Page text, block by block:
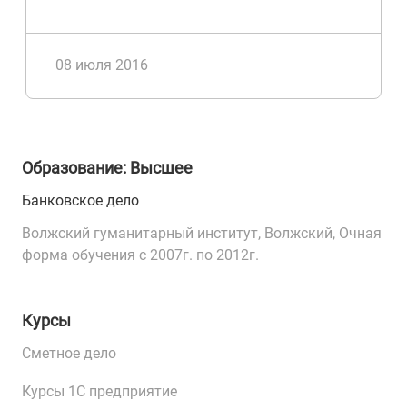
08 июля 2016
Образование: Высшее
Банковское дело
Волжский гуманитарный институт, Волжский, Очная
форма обучения с 2007г. по 2012г.
Курсы
Сметное дело
Курсы 1С предприятие